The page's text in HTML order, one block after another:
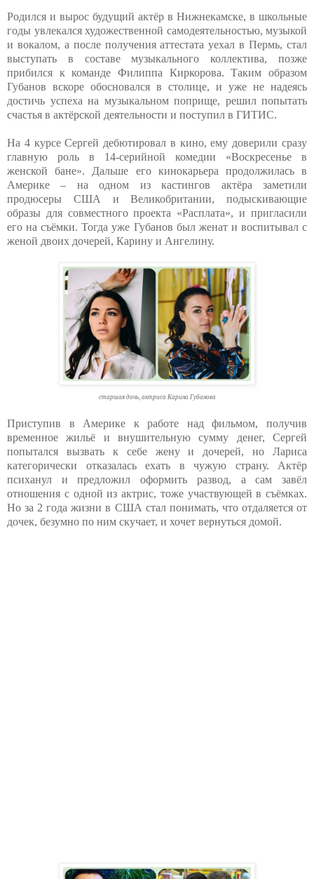
Родился и вырос будущий актёр в Нижнекамске, в школьные
годы увлекался художественной самодеятельностью, музыкой
и вокалом, а после получения аттестата уехал в Пермь, стал
выступать в составе музыкального коллектива, позже
прибился к команде Филиппа Киркорова. Таким образом
Губанов вскоре обосновался в столице, и уже не надеясь
достичь успеха на музыкальном поприще, решил попытать
счастья в актёрской деятельности и поступил в ГИТИС.
На 4 курсе Сергей дебютировал в кино, ему доверили сразу
главную роль в 14-серийной комедии «Воскресенье в
женской бане». Дальше его кинокарьера продолжилась в
Америке – на одном из кастингов актёра заметили
продюсеры США и Великобритании, подыскивающие
образы для совместного проекта «Расплата», и пригласили
его на съёмки. Тогда уже Губанов был женат и воспитывал с
женой двоих дочерей, Карину и Ангелину.
старшая дочь, актриса Карина Губанова
Приступив в Америке к работе над фильмом, получив
временное жильё и внушительную сумму денег, Сергей
попытался вызвать к себе жену и дочерей, но Лариса
категорически отказалась ехать в чужую страну. Актёр
психанул и предложил оформить развод, а сам завёл
отношения с одной из актрис, тоже участвующей в съёмках.
Но за 2 года жизни в США стал понимать, что отдаляется от
дочек, безумно по ним скучает, и хочет вернуться домой.